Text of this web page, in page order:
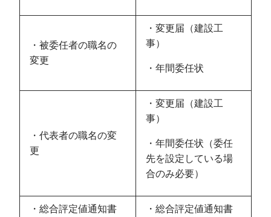
・被委任者の職名の
変更
・変更届（建設工
事）
・年間委任状
・代表者の職名の変
更
・変更届（建設工
事）
・年間委任状（委任
先を設定している場
合のみ必要）
・総合評定値通知書
・総合評定値通知書